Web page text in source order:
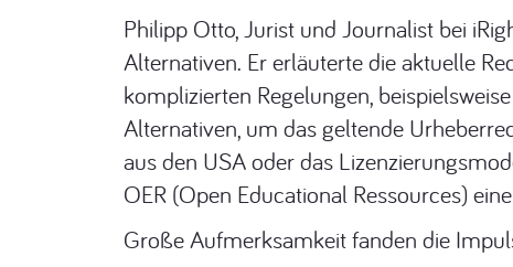
Philipp Otto, Jurist und Journalist bei
Alternativen. Er erläuterte die aktuelle
komplizierten Regelungen,
Alternativen, um das geltende
aus den USA oder das
OER (Open Educational Ressources)
Große Aufmerksamkeit fanden die